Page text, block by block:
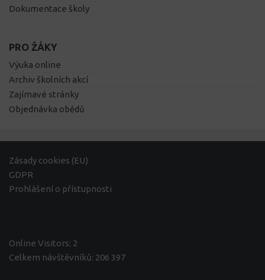
Dokumentace školy
PRO ŽÁKY
Výuka online
Archiv školních akcí
Zajímavé stránky
Objednávka obědů
Zásady cookies (EU)
GDPR
Prohlášení o přístupnosti
Online Visitors: 2
Celkem návštěvníků: 206 397